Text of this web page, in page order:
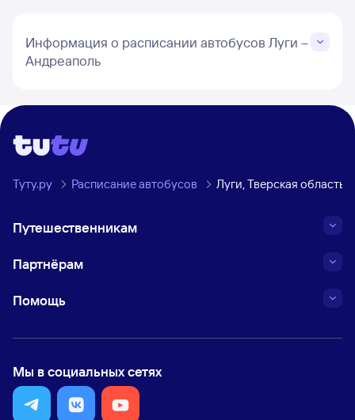
Информация о расписании автобусов Луги –
Андреаполь
Туту.ру Расписание автобусов Луги, Тверская область
Путешественникам
Партнёрам
Помощь
Мы в социальных сетях